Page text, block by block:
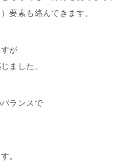
要素も絡んできます。
が
ました。
ランスで
。